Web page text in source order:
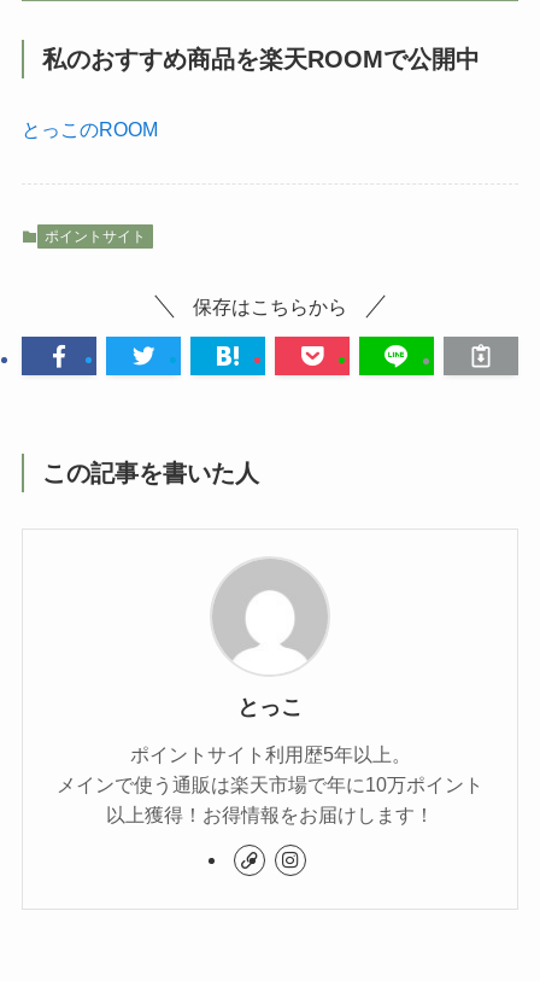
私のおすすめ商品を楽天ROOMで公開中
とっこのROOM
ポイントサイト
保存はこちらから
この記事を書いた人
とっこ
ポイントサイト利用歴5年以上。
メインで使う通販は楽天市場で年に10万ポイント
以上獲得！お得情報をお届けします！